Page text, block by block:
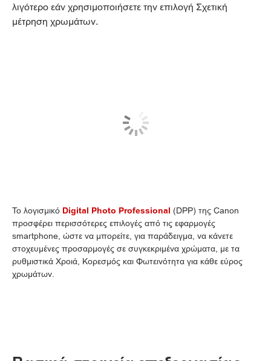
λιγότερο εάν χρησιμοποιήσετε την επιλογή Σχετική
μέτρηση χρωμάτων.
Το λογισμικό Digital Photo Professional (DPP) της Canon
προσφέρει περισσότερες επιλογές από τις εφαρμογές
smartphone, ώστε να μπορείτε, για παράδειγμα, να κάνετε
στοχευμένες προσαρμογές σε συγκεκριμένα χρώματα, με τα
ρυθμιστικά Χροιά, Κορεσμός και Φωτεινότητα για κάθε εύρος
χρωμάτων.